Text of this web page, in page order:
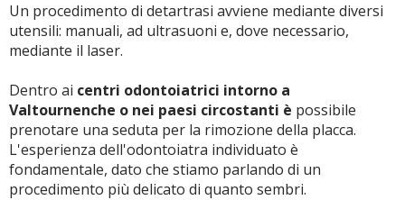
Un procedimento di detartrasi avviene mediante diversi
utensili: manuali, ad ultrasuoni e, dove necessario,
mediante il laser.
Dentro ai centri odontoiatrici intorno a
Valtournenche o nei paesi circostanti è possibile
prenotare una seduta per la rimozione della placca.
L'esperienza dell'odontoiatra individuato è
fondamentale, dato che stiamo parlando di un
procedimento più delicato di quanto sembri.